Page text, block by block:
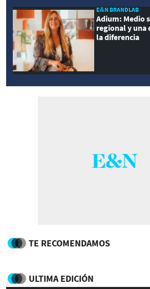
E&N BRANDLAB
Adium: Medio
regional y una
la diferencia
TE RECOMENDAMOS
ULTIMA EDICIÓN